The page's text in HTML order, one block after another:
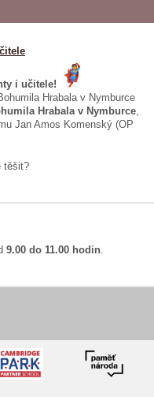
i učitele!
Hrabala v Nymburce
Hrabala v Nymburce,
Jan Amos Komenský (OP
těšit?
9.00 do 11.00 hodin.